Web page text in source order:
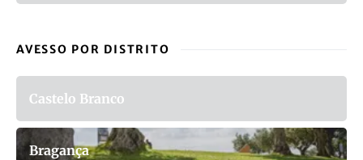
AVESSO POR DISTRITO
Castelo Branco
Bragança